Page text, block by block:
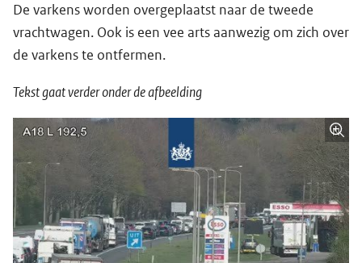
De varkens worden overgeplaatst naar de tweede
vrachtwagen. Ook is een vee arts aanwezig om zich over
de varkens te ontfermen.
Tekst gaat verder onder de afbeelding